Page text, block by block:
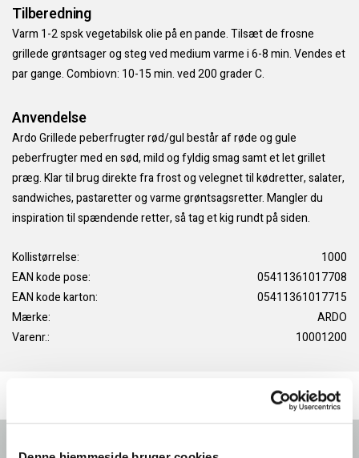
Tilberedning
Varm 1-2 spsk vegetabilsk olie på en pande. Tilsæt de frosne
grillede grøntsager og steg ved medium varme i 6-8 min. Vendes et
par gange. Combiovn: 10-15 min. ved 200 grader C.
Anvendelse
Ardo Grillede peberfrugter rød/gul består af røde og gule
peberfrugter med en sød, mild og fyldig smag samt et let grillet
præg. Klar til brug direkte fra frost og velegnet til kødretter, salater,
sandwiches, pastaretter og varme grøntsagsretter. Mangler du
inspiration til spændende retter, så tag et kig rundt på siden.
Kollistørrelse:
1000
EAN kode pose:
05411361017708
EAN kode karton:
05411361017715
Mærke:
ARDO
Varenr.:
10001200